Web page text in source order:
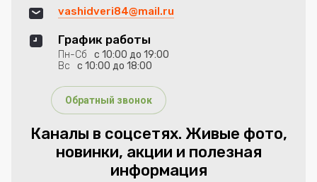
vashidveri84@mail.ru
График работы
Пн-Сб
с 10:00 до 19:00
Вс
с 10:00 до 18:00
Обратный звонок
Каналы в соцсетях. Живые фото,
новинки, акции и полезная
информация